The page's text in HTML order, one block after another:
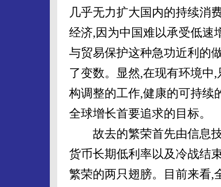
几乎无力扩大国内的持续消
经济,因为中国难以承受低速
与贸易保护这种急功近利的
了变数。显然,在现有环境中
构调整的工作,健康的可持续
全球增长首要追求的目标。
故去的繁荣首先由信息技
货币长期低利率以及冷战结
繁荣的两只翅膀。目前来看,